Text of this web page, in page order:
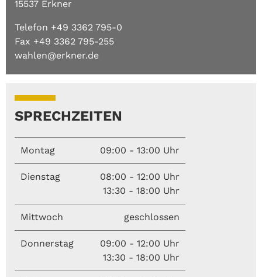
15537 Erkner
Telefon +49 3362 795-0
Fax +49 3362 795-255
wahlen@erkner.de
SPRECHZEITEN
Montag 09:00 - 13:00 Uhr
Dienstag
08:00 - 12:00 Uhr
13:30 - 18:00 Uhr
Mittwoch geschlossen
Donnerstag
09:00 - 12:00 Uhr
13:30 - 18:00 Uhr